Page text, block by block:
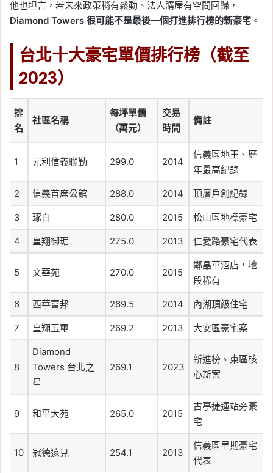
他也坦言，若未來政策稍有鬆動、法人購屋有空間回歸，
Diamond Towers 很可能不是最後一個打進排行榜的新豪宅 。
台北十大豪宅單價排行榜（截至
2023）
排
名
社區名稱
每坪單價
（萬元）
交易
時間
備註
1 元利信義聯勤 299.0 2014
信義區地王、歷
年最高紀錄
2 信義首席公館 288.0 2014 頂層戶創紀錄
3 琢白 280.0 2015 松山區地標豪宅
4 皇翔御琚 275.0 2013 仁愛路豪宅代表
5 文華苑 270.0 2015
鄰晶華酒店，地
段稀有
6 西華富邦 269.5 2014 內湖頂級住宅
7 皇翔玉璽 269.2 2013 大安區豪宅案
8
Diamond
Towers 台北之
星
269.1 2023
新進榜、東區核
心新案
9 和平大苑 265.0 2015
古亭捷運站旁豪
宅
10 冠德遠見 254.1 2013
信義區早期豪宅
代表